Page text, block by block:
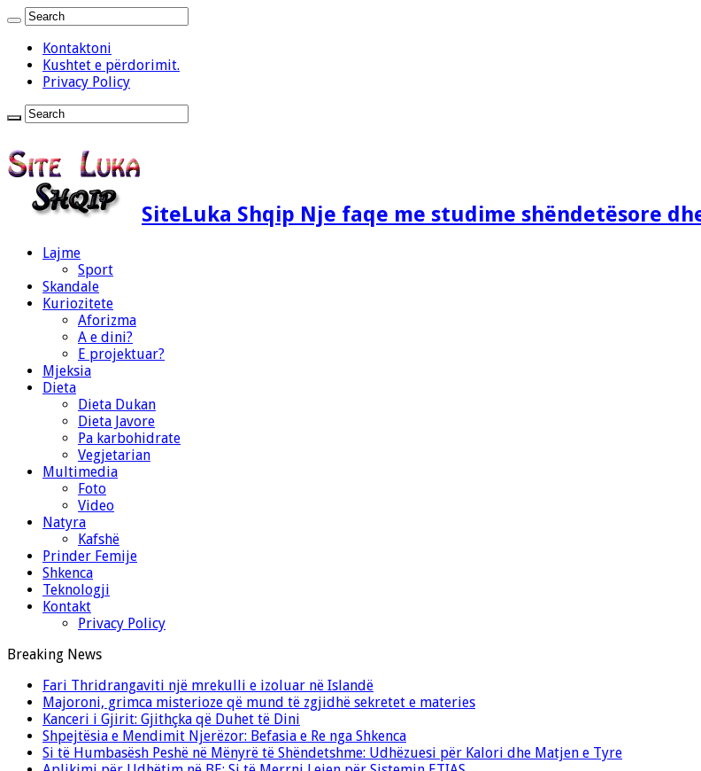
Kontaktoni
Kushtet e përdorimit.
Privacy Policy
SiteLuka Shqip Nje faqe me studime shëndetësore
Lajme
Sport
Skandale
Kuriozitete
Aforizma
A e dini?
E projektuar?
Mjeksia
Dieta
Dieta Dukan
Dieta Javore
Pa karbohidrate
Vegjetarian
Multimedia
Foto
Video
Natyra
Kafshë
Prinder Femije
Shkenca
Teknologji
Kontakt
Privacy Policy
Breaking News
Fari Thridrangaviti një mrekulli e izoluar në Islandë
Majoroni, grimca misterioze që mund të zgjidhë sekretet e materies
Kanceri i Gjirit: Gjithçka që Duhet të Dini
Shpejtësia e Mendimit Njerëzor: Befasia e Re nga Shkenca
Si të Humbasësh Peshë në Mënyrë të Shëndetshme: Udhëzuesi për Kalori dhe Matjen e Tyre